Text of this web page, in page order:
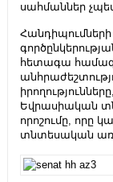
սահմաններ
հետագա
Եվրասիական
որոշումը, որը
տնտեսական